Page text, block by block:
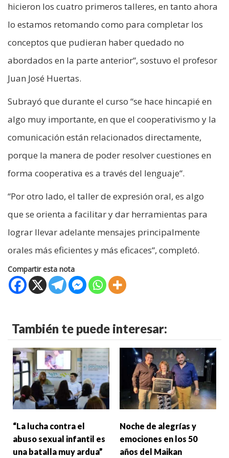
hicieron los cuatro primeros talleres, en tanto ahora
lo estamos retomando como para completar los
conceptos que pudieran haber quedado no
abordados en la parte anterior“, sostuvo el profesor
Juan José Huertas.
Subrayó que durante el curso “se hace hincapié en
algo muy importante, en que el cooperativismo y la
comunicación están relacionados directamente,
porque la manera de poder resolver cuestiones en
forma cooperativa es a través del lenguaje“.
“Por otro lado, el taller de expresión oral, es algo
que se orienta a facilitar y dar herramientas para
lograr llevar adelante mensajes principalmente
orales más eficientes y más eficaces“, completó.
Compartir esta nota
También te puede interesar:
“La lucha contra el
abuso sexual infantil es
una batalla muy ardua”
Noche de alegrías y
emociones en los 50
años del Maikan